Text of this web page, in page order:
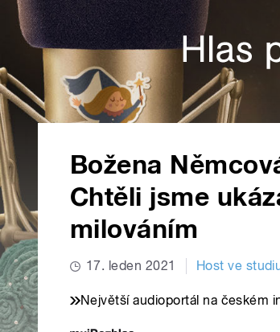
Božena
Chtěli jsme
milováním
17. leden 2021 Host ve
Největší audioportál na českém